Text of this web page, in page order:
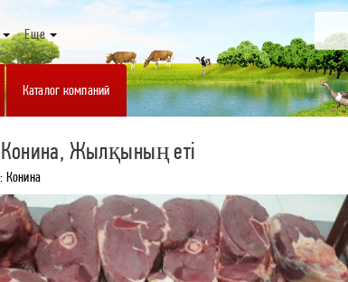
Еще
Каталог компаний
Жылқының еті
Конина